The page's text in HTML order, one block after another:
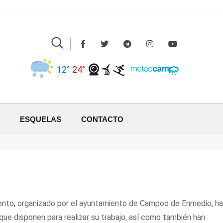
12° 24°
ESQUELAS CONTACTO
organizado por el ayuntamiento de Campoo de Enmedio, ha
disponen para realizar su trabajo, así como también han